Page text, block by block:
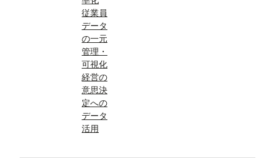
従業員
データ
の一元
管理・
可視化
経営の
意思決
定への
データ
活用